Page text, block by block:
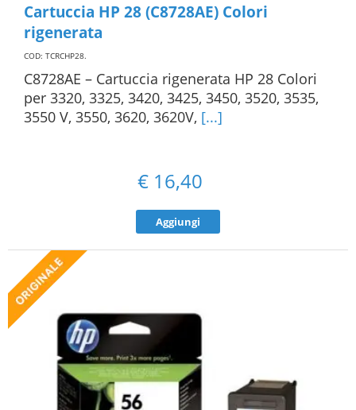
Cartuccia HP 28 (C8728AE) Colori
rigenerata
COD: TCRCHP28.
C8728AE – Cartuccia rigenerata HP 28 Colori
per 3320, 3325, 3420, 3425, 3450, 3520, 3535,
3550 V, 3550, 3620, 3620V, [...]
€ 16,40
Aggiungi